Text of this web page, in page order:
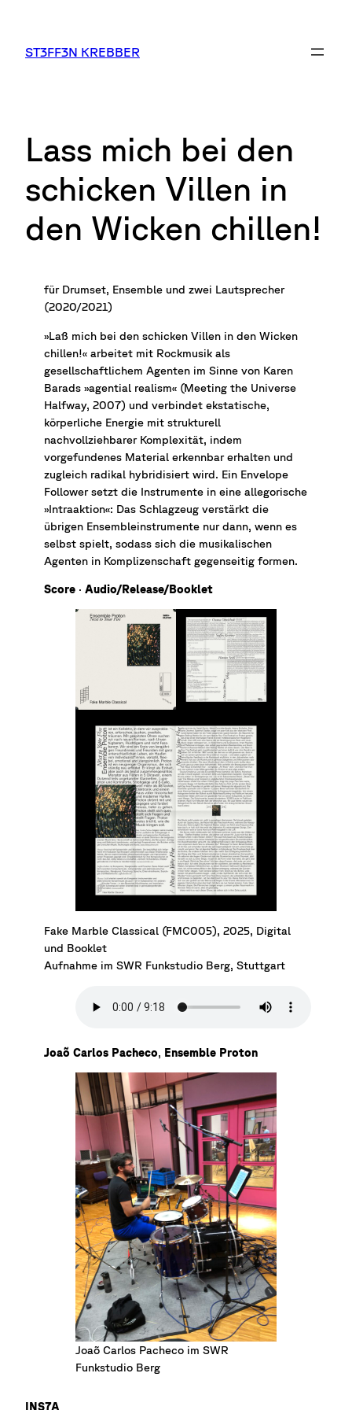
springen
ST3FF3N KREBBER
Lass mich bei den
schicken Villen in
den Wicken chillen!
für Drumset, Ensemble und zwei Lautsprecher
(2020/2021)
»Laß mich bei den schicken Villen in den Wicken
chillen!« arbeitet mit Rockmusik als
gesellschaftlichem Agenten im Sinne von Karen
Barads »agential realism« (Meeting the Universe
Halfway, 2007) und verbindet ekstatische,
körperliche Energie mit strukturell
nachvollziehbarer Komplexität, indem
vorgefundenes Material erkennbar erhalten und
zugleich radikal hybridisiert wird. Ein Envelope
Follower setzt die Instrumente in eine allegorische
»Intraaktion«: Das Schlagzeug verstärkt die
übrigen Ensembleinstrumente nur dann, wenn es
selbst spielt, sodass sich die musikalischen
Agenten in Komplizenschaft gegenseitig formen.
Score · Audio/Release/Booklet
Fake Marble Classical (FMC005), 2025, Digital
und Booklet
Aufnahme im SWR Funkstudio Berg, Stuttgart
Joaõ Carlos Pacheco, Ensemble Proton
Joaõ Carlos Pacheco im SWR
Funkstudio Berg
INS7A